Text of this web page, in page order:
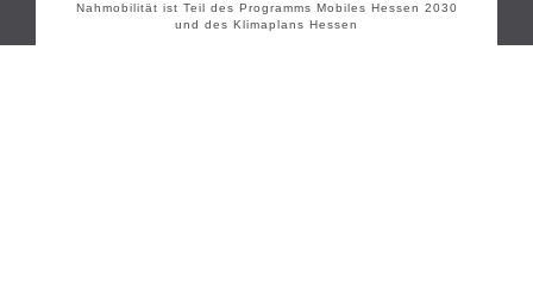
Nahmobilität ist Teil des Programms Mobiles Hessen 2030
und des Klimaplans Hessen